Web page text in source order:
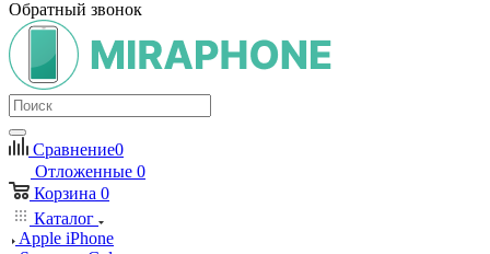
Обратный звонок
Сравнение0
Отложенные 0
Корзина 0
Каталог
Apple iPhone